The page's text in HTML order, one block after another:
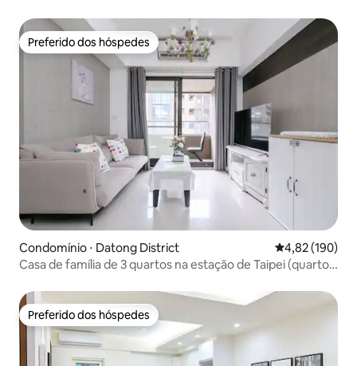
Preferido dos hóspedes
Preferido dos hóspedes
Condomínio ⋅ Datong District 4,82 de uma
4,82 (190)
Casa de família de 3 quartos na estação de Taipei (quarto
Preferido dos hóspedes
Preferido dos hóspedes